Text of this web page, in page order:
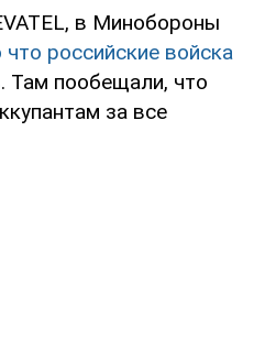
в Минобороны
что российские войска
. Там пообещали, что
за все